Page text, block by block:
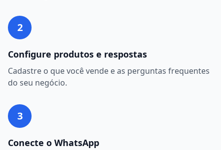
2
Configure produtos e respostas
Cadastre o que você vende e as perguntas frequentes
do seu negócio.
3
Conecte o WhatsApp